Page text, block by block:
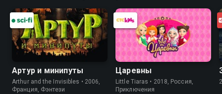
Артур и минипуты
Arthur and the Invisibles • 2006,
Франция, Фэнтези
Царевны
Little Tiaras • 2018, Россия,
Приключения